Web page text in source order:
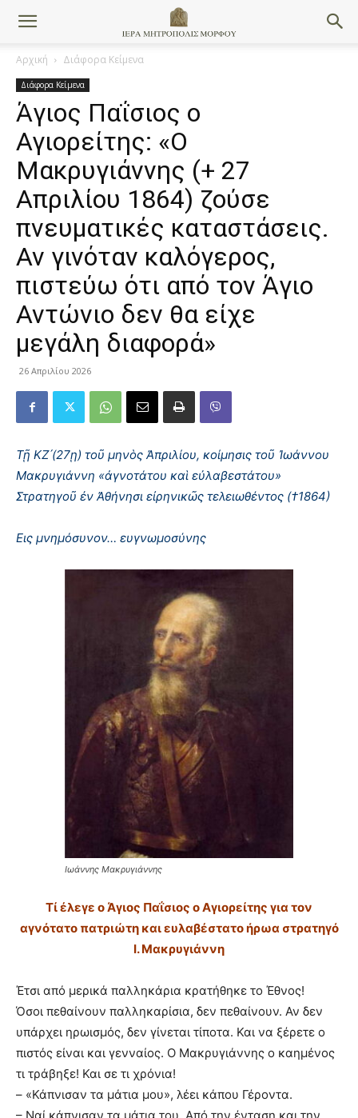
Αρχική Διάφορα Κείμενα
Διάφορα Κείμενα
Άγιος Παΐσιος ο
Αγιορείτης: «Ο
Μακρυγιάννης (+ 27
Απριλίου 1864) ζούσε
πνευματικές καταστάσεις.
Αν γινόταν καλόγερος,
πιστεύω ότι από τον Άγιο
Αντώνιο δεν θα είχε
μεγάλη διαφορά»
26 Απριλίου 2026
Τῇ ΚΖ´(27ῃ) τοῦ μηνὸς Ἀπριλίου, κοίμησις τοῦ Ἰωάννου
Μακρυγιάννη «ἀγνοτάτου καὶ εὐλαβεστάτου»
Στρατηγοῦ ἐν Ἀθήνησι εἰρηνικῶς τελειωθέντος (†1864)
Εις μνημόσυνον… ευγνωμοσύνης
Ιωάννης Μακρυγιάννης
Τί έλεγε ο Άγιος Παΐσιος ο Αγιορείτης για τον
αγνότατο πατριώτη και ευλαβέστατο ήρωα στρατηγό
Ι. Μακρυγιάννη
Έτσι από μερικά παλληκάρια κρατήθηκε το Έθνος!
Όσοι πεθαίνουν παλληκαρίσια, δεν πεθαίνουν. Αν δεν
υπάρχει ηρωισμός, δεν γίνεται τίποτα. Και να ξέρετε ο
πιστός είναι και γενναίος. Ο Μακρυγιάννης ο καημένος
τι τράβηξε! Και σε τι χρόνια!
– «Κάπνισαν τα μάτια μου», λέει κάπου Γέροντα.